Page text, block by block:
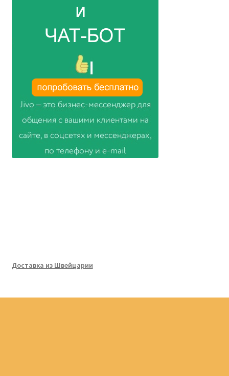
Доставка из Швейцарии